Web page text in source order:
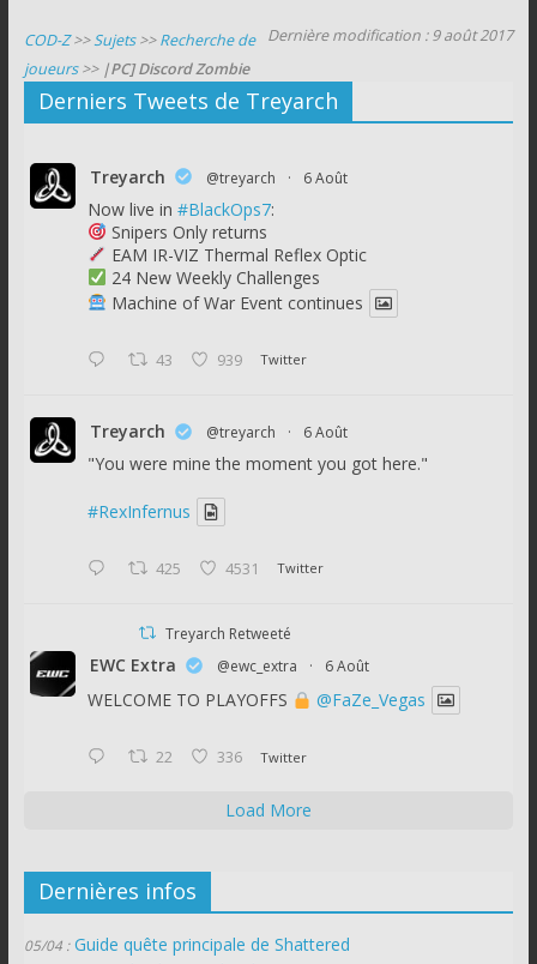
Dernière modification : 9 août 2017
COD-Z>>Sujets>>Recherche de
joueurs>> |PC] Discord Zombie
Derniers Tweets de Treyarch
Treyarch @treyarch · 6 Août
Now live in #BlackOps7:
Snipers Only returns
EAM IR-VIZ Thermal Reflex Optic
24 New Weekly Challenges
Machine of War Event continues
43 939 Twitter
Treyarch @treyarch · 6 Août
"You were mine the moment you got here."
#RexInfernus
425 4531 Twitter
Treyarch Retweeté
EWC Extra @ewc_extra · 6 Août
WELCOME TO PLAYOFFS @FaZe_Vegas
22 336 Twitter
Load More
Dernières infos
05/04 : Guide quête principale de Shattered